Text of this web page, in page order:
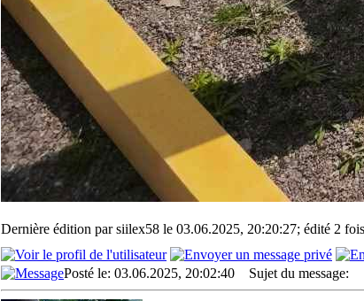
Dernière édition par siilex58 le 03.06.2025, 20:20:27; édité 2 fois
Posté le: 03.06.2025, 20:02:40 Sujet du message: